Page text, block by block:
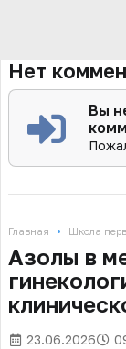
Нет
Вы
Главная • Школа
Азолы в
23.06.2026